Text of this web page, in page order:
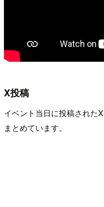
X投稿
イベント当日に投稿された
まとめています。